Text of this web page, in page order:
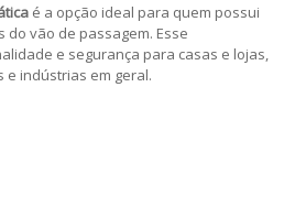
é a opção ideal para quem possui
vão de passagem. Esse
e segurança para casas e lojas,
e indústrias em geral.